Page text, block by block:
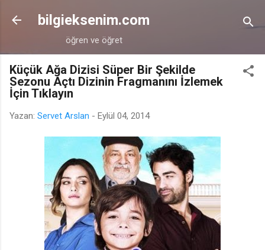
Ana içeriğe atla
bilgieksenim.com
öğren ve öğret
Küçük Ağa Dizisi Süper Bir Şekilde
Sezonu Açtı Dizinin Fragmanını İzlemek
İçin Tıklayın
Yazan: Servet Arslan - Eylül 04, 2014